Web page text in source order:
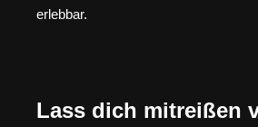
erlebbar.
Lass dich mitreißen